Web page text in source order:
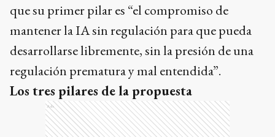
que su primer pilar es “el compromiso de
mantener la IA sin regulación para que pueda
desarrollarse libremente, sin la presión de una
regulación prematura y mal entendida”.
Los tres pilares de la propuesta
Ads